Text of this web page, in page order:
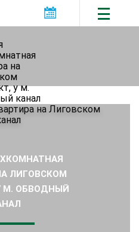
ЛИГОВСКОМ
М. ОБВОДНЫЙ